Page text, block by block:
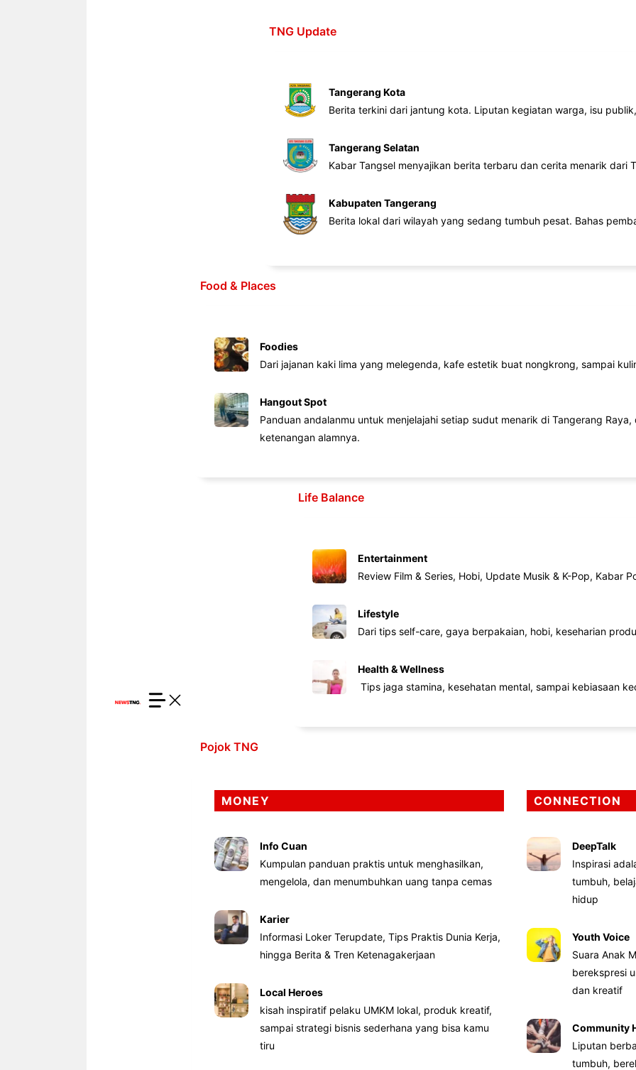
TNG Update
Tangerang Kota
Berita terkini dari jantung kota. Liputan kegiatan warga, isu
Tangerang Selatan
Kabar Tangsel menyajikan berita terbaru dan cerita menarik dari
Kabupaten Tangerang
Berita lokal dari wilayah yang sedang tumbuh pesat. Bahas
Food & Places
Foodies
Dari jajanan kaki lima yang melegenda, kafe estetik buat nongkrong, sampai
Hangout Spot
Panduan andalanmu untuk menjelajahi setiap sudut menarik di Tangerang
ketenangan alamnya.
Life Balance
Entertainment
Review Film & Series, Hobi, Update Musik & K-Pop, Kabar
Lifestyle
Dari tips self-care, gaya berpakaian, hobi, keseharian
Health & Wellness
Tips jaga stamina, kesehatan mental, sampai kebiasaan
Pojok TNG
MONEY
Info Cuan
Kumpulan panduan praktis untuk menghasilkan,
mengelola, dan menumbuhkan uang tanpa cemas
Karier
Informasi Loker Terupdate, Tips Praktis Dunia Kerja,
hingga Berita & Tren Ketenagakerjaan
Local Heroes
kisah inspiratif pelaku UMKM lokal, produk kreatif,
sampai strategi bisnis sederhana yang bisa kamu
tiru
CONNECTION
DeepTalk
Inspirasi
tumbuh,
hidup
Youth Voice
Suara Anak
berekspresi
dan kreatif
Community
Liputan
tumbuh,